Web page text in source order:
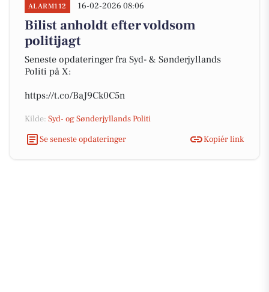
ALARM112 16-02-2026 08:06
Bilist anholdt efter voldsom
politijagt
Seneste opdateringer fra Syd- & Sønderjyllands
Politi på X:
https://t.co/BaJ9Ck0C5n
Kilde: Syd- og Sønderjyllands Politi
Se seneste opdateringer
Kopiér link